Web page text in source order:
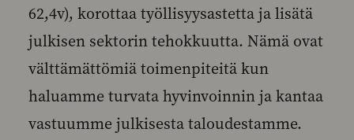
62,4v), korottaa työllisyysastetta ja lisätä
julkisen sektorin tehokkuutta. Nämä ovat
välttämättömiä toimenpiteitä kun
haluamme turvata hyvinvoinnin ja kantaa
vastuumme julkisesta taloudestamme.